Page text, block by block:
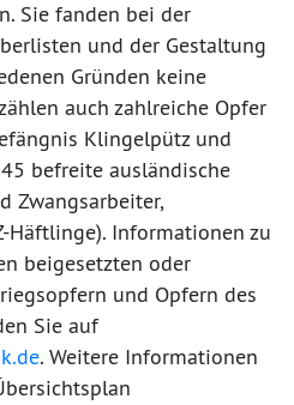
Sie fanden bei der
und der Gestaltung
Gründen keine
auch zahlreiche Opfer
Klingelpütz und
befreite ausländische
Zwangsarbeiter,
Häftlinge). Informationen zu
beigesetzten oder
und Opfern des
Sie auf
. Weitere Informationen